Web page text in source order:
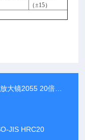
（±15）
镜2055 20倍放大
JIS HRC20